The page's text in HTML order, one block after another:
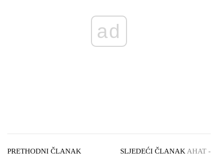
ad
PRETHODNI ČLANAK
SLJEDEĆI ČLANAKAHAT -